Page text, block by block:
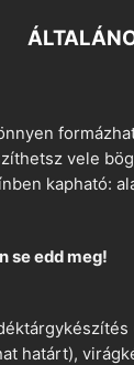
vele
kapható:
se edd meg!
határt),